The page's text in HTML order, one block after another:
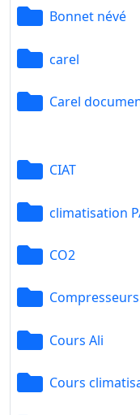
Bonnet névé
carel
Carel
CIAT
climatisation
CO2
Compresseurs
Cours Ali
Cours